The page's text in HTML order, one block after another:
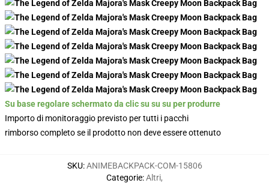
Su base regolare schermato da clic su su su per produrre
Importo di monitoraggio previsto per tutti i pacchi
rimborso completo se il prodotto non deve essere ottenuto
SKU:ANIMEBACKPACK-COM-15806
Categorie:Altri,